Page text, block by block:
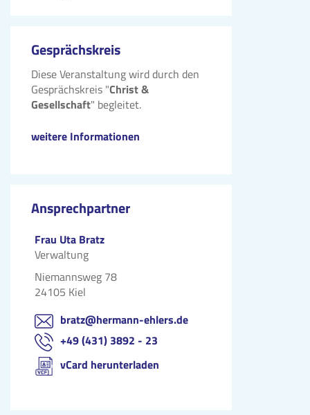
Gesprächskreis
Diese Veranstaltung wird durch den
Gesprächskreis "Christ &
Gesellschaft" begleitet.
weitere Informationen
Ansprechpartner
Frau Uta Bratz
Verwaltung
Niemannsweg 78
24105 Kiel
bratz@hermann-ehlers.de
+49 (431) 3892 - 23
vCard herunterladen